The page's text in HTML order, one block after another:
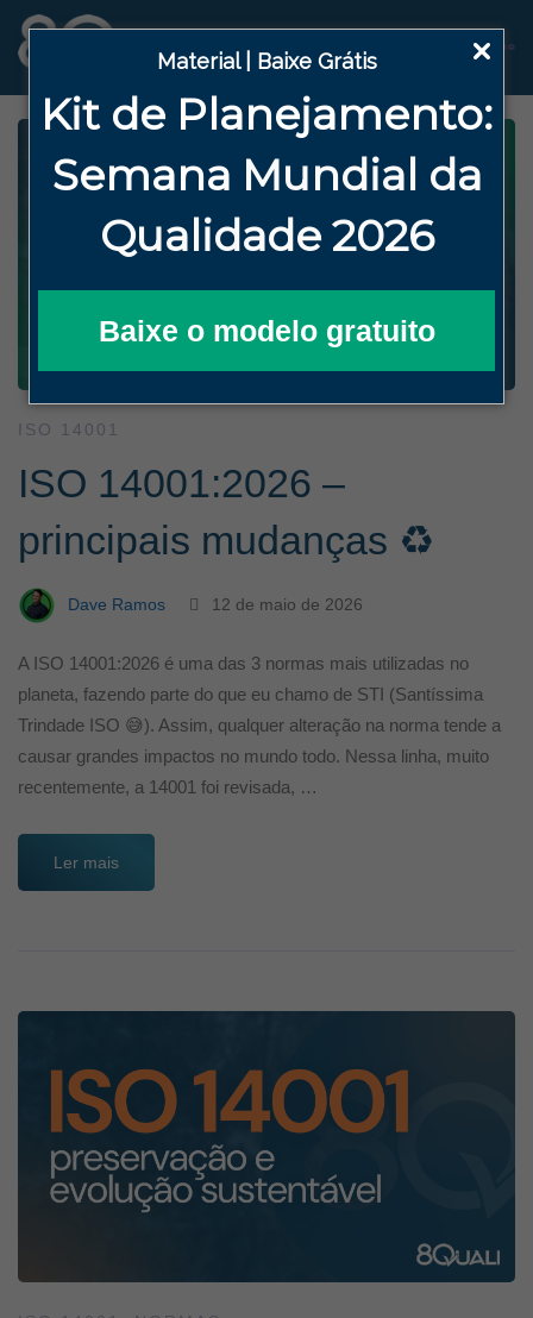
Material | Baixe Grátis
Kit de Planejamento:
Semana Mundial da
Qualidade 2026
Baixe o modelo gratuito
ISO 14001
ISO 14001:2026 –
principais mudanças ♻️
Dave Ramos 12 de maio de 2026
A ISO 14001:2026 é uma das 3 normas mais utilizadas no
planeta, fazendo parte do que eu chamo de STI (Santíssima
Trindade ISO 😅). Assim, qualquer alteração na norma tende a
causar grandes impactos no mundo todo. Nessa linha, muito
recentemente, a 14001 foi revisada, …
Ler mais